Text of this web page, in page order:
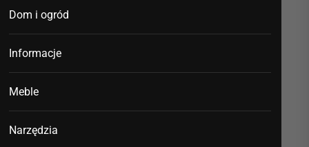
Dom i ogród
Informacje
Meble
Narzędzia